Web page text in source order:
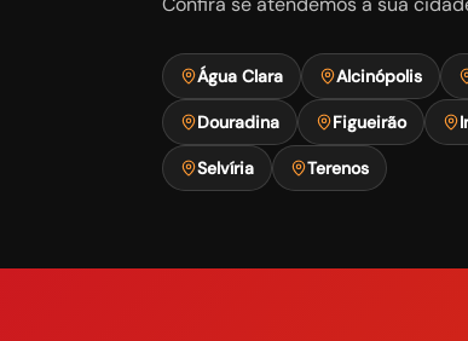
Água Clara Alcinópolis
Douradina Figueirão
Selvíria Terenos